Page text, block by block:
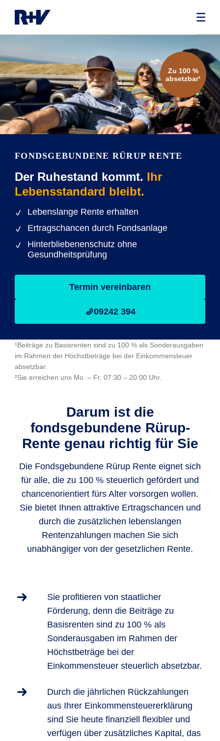
FONDSGEBUNDENE RÜRUP RENTE
Der Ruhestand kommt. Ihr
Lebensstandard bleibt.
Lebenslange Rente erhalten
Ertragschancen durch Fondsanlage
Hinterbliebenenschutz ohne
Gesundheitsprüfung
Termin vereinbaren
09242 394
Zu 100 %
absetzbar¹
¹Beiträge zu Basisrenten sind zu 100 % als Sonderausgaben
im Rahmen der Höchstbeträge bei der Einkommensteuer
absetzbar.
²Sie erreichen uns Mo. – Fr. 07:30 – 20:00 Uhr.
Darum ist die
fondsgebundene Rürup-
Rente genau richtig für Sie
Die Fondsgebundene Rürup Rente eignet sich
für alle, die zu 100 % steuerlich gefördert und
chancenorientiert fürs Alter vorsorgen wollen.
Sie bietet Ihnen attraktive Ertragschancen und
durch die zusätzlichen lebenslangen
Rentenzahlungen machen Sie sich
unabhängiger von der gesetzlichen Rente.
Sie profitieren von staatlicher
Förderung, denn die Beiträge zu
Basisrenten sind zu 100 % als
Sonderausgaben im Rahmen der
Höchstbeträge bei der
Einkommensteuer steuerlich absetzbar.
Durch die jährlichen Rückzahlungen
aus Ihrer Einkommensteuererklärung
sind Sie heute finanziell flexibler und
verfügen über zusätzliches Kapital, das